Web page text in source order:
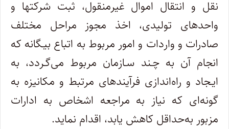
نقل و انتقال اموال غیرمنقول، ثبت شرکتها و
واحدهای تولیدی، اخذ مجوز مراحل مختلف
صادرات و واردات و امور مربوط به اتباع بیـگانه که
انجام آن به چـند سـازمان مربوط می‌گـردد، به
ایـجاد و راه‌اندازی فرآیندهای مرتبط و مکانیزه به
گونه‌ای که نیاز به مراجعه اشخاص به ادارات
مزبور به‌حداقل کاهش یابد، اقدام نماید.